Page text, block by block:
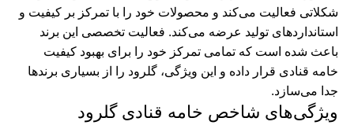
شکلاتی فعالیت می‌کند و محصولات خود را با تمرکز بر کیفیت و
استانداردهای تولید عرضه می‌کند. فعالیت تخصصی این برند
باعث شده است که تمامی تمرکز خود را برای بهبود کیفیت
خامه قنادی قرار داده و این ویژگی، گلرود را از بسیاری برندها
جدا می‌سازد.
ویژگی‌های شاخص خامه قنادی گلرود